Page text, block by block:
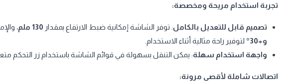
تجربة استخدام مريحة ومخصصة:
تصميم قابل للتعديل بالكامل: توفر الشاشة إمكانية ضبط الارتفاع بمقدار 130 ملم ،
و+30°
لتوفير راحة مثالية أثناء الاستخدام.
واجهة استخدام سهلة: يمكن التنقل بسهولة في قوائم الشاشة باستخدام زر التحكم
اتصالات شاملة لأقصى مرونة: